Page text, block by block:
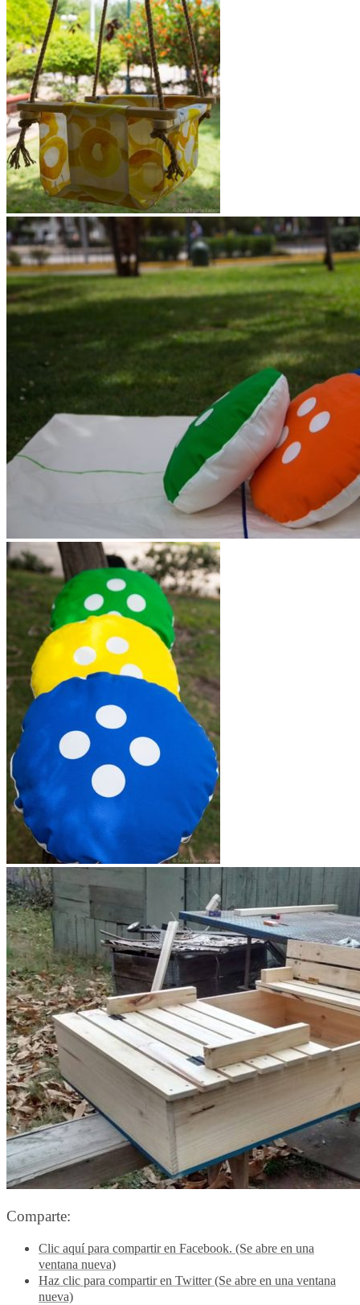
Comparte:
Clic aquí para compartir en Facebook. (Se abre en una
ventana nueva)
Haz clic para compartir en Twitter (Se abre en una ventana
nueva)